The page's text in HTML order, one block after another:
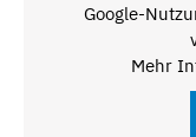
Google-
Mehr